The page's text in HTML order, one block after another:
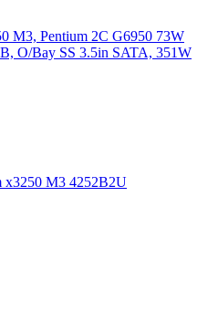
M3, Pentium 2C G6950 73W
O/Bay SS 3.5in SATA, 351W
x3250 M3 4252B2U